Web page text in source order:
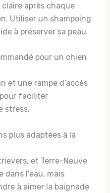
claire après chaque
Utiliser un shampoing
à préserver sa peau.
pour un chien
et une rampe d’accès
faciliter
stress.
plus adaptées à la
et Terre-Neuve
dans l’eau, mais
à aimer la baignade